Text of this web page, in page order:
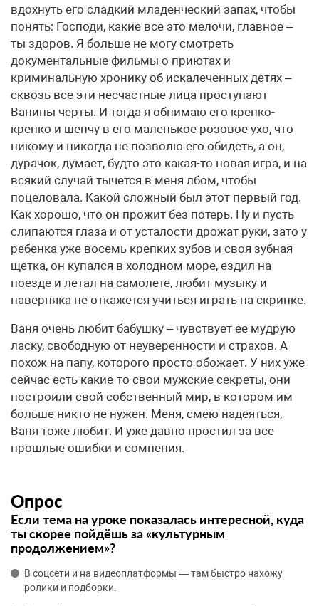
вдохнуть его сладкий младенческий запах, чтобы
понять: Господи, какие все это мелочи, главное –
ты здоров. Я больше не могу смотреть
документальные фильмы о приютах и
криминальную хронику об искалеченных детях –
сквозь все эти несчастные лица проступают
Ванины черты. И тогда я обнимаю его крепко-
крепко и шепчу в его маленькое розовое ухо, что
никому и никогда не позволю его обидеть, а он,
дурачок, думает, будто это какая-то новая игра, и на
всякий случай тычется в меня лбом, чтобы
поцеловала. Какой сложный был этот первый год.
Как хорошо, что он прожит без потерь. Ну и пусть
слипаются глаза и от усталости дрожат руки, зато у
ребенка уже восемь крепких зубов и своя зубная
щетка, он купался в холодном море, ездил на
поезде и летал на самолете, любит музыку и
наверняка не откажется учиться играть на скрипке.
Ваня очень любит бабушку – чувствует ее мудрую
ласку, свободную от неуверенности и страхов. А
похож на папу, которого просто обожает. У них уже
сейчас есть какие-то свои мужские секреты, они
построили свой собственный мир, в котором им
больше никто не нужен. Меня, смею надеяться,
Ваня тоже любит. И уже давно простил за все
прошлые ошибки и сомнения.
Опрос
Если тема на уроке показалась интересной, куда
ты скорее пойдёшь за «культурным
продолжением»?
В соцсети и на видеоплатформы — там быстро нахожу
ролики и подборки.